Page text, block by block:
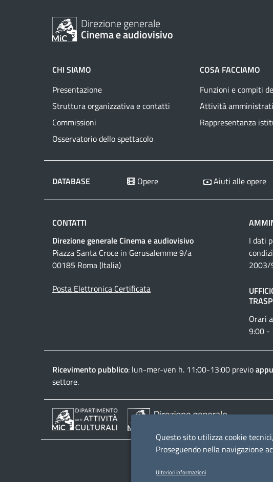
Direzione generale
Cinema e audiovisivo
CHI SIAMO
Presentazione
Struttura organizzativa e contatti
Commissioni
Osservatorio dello spettacolo
COSA FACCIAMO
Funzioni e compiti
Attività
Rappresentanza
DATABASE Opere Aiuti alle opere
CONTATTI
Direzione generale Cinema e audiovisivo
Piazza Santa Croce in Gerusalemme 9/a
00185 Roma (Italia)
Posta Elettronica Certificata
I dati
2003/
Orari
9:00 -
Ricevimento pubblico: lun-mer-ven h. 11:00-13:00 previo
settore.
Questo sito utilizza cookie
Proseguendo nella navigazione
Ulteriori informazioni